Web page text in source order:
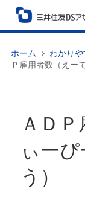
ホーム わかり
Ｐ雇用者数（えー
ＡＤ
ぃー
う）